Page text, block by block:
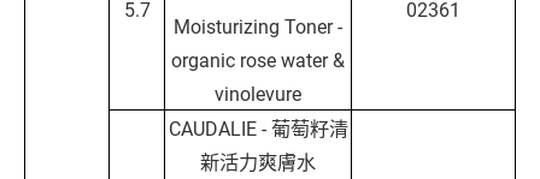
5.7
Moisturizing Toner -
organic rose water &
vinolevure
02361
CAUDALIE - 葡萄籽清
新活力爽膚水